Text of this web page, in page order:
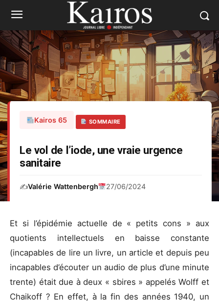
Kairos 65 SOMMAIRE
Le vol de l’iode, une vraie urgence
sanitaire
✍️Valérie Wattenbergh 27/06/2024
Et si l’épidémie actuelle de « petits cons » aux
quotients intellectuels en baisse constante
(incapables de lire un livre, un article et depuis peu
incapables d’écouter un audio de plus d’une minute
trente) était due à deux « sbires » appelés Wolff et
Chaikoff ? En effet, à la fin des années 1940, un